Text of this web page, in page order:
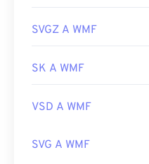
SVGZ A WMF
SK A WMF
VSD A WMF
SVG A WMF